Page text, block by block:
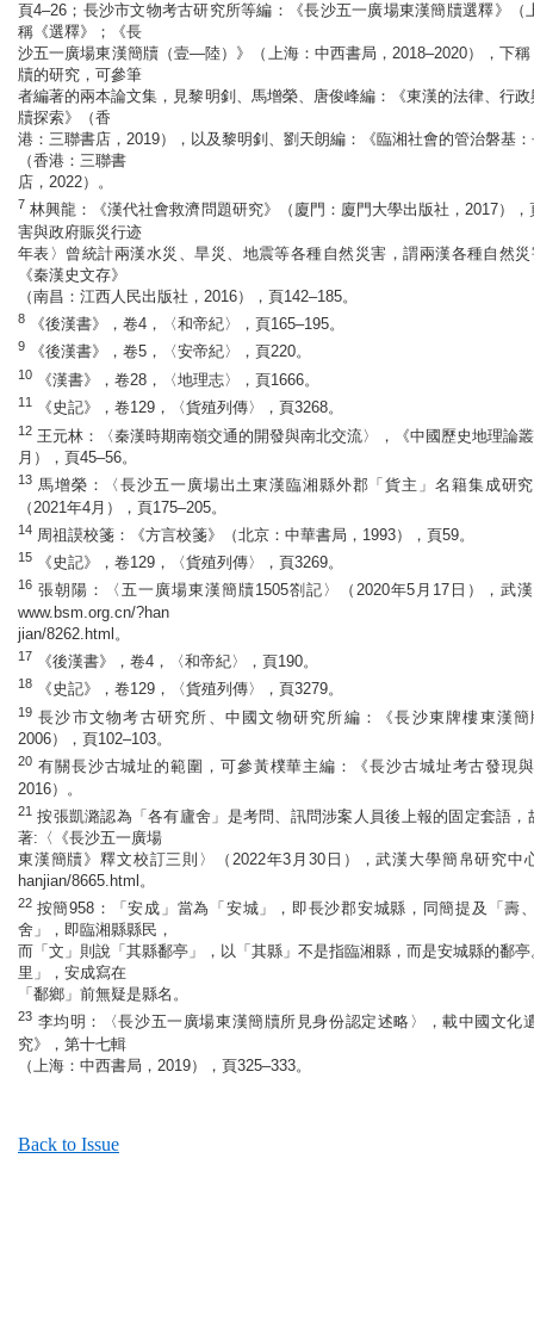
頁4–26；長沙市文物考古研究所等編：《長沙五一廣場東漢簡牘選釋》（
稱《選釋》；《長
沙五一廣場東漢簡牘（壹—陸）》（上海：中西書局，2018–2020），下
牘的研究，可參筆
者編著的兩本論文集，見黎明釗、馬增榮、唐俊峰編：《東漢的法律、行
牘探索》（香
港：三聯書店，2019），以及黎明釗、劉天朗編：《臨湘社會的管治磐基
（香港：三聯書
店，2022）。
7 林興龍：《漢代社會救濟問題研究》（廈門：廈門大學出版社，2017）
害與政府賑災行迹
年表〉曾統計兩漢水災、旱災、地震等各種自然災害，謂兩漢各種自然
《秦漢史文存》
（南昌：江西人民出版社，2016），頁142–185。
8 《後漢書》，卷4，〈和帝紀〉，頁165–195。
9 《後漢書》，卷5，〈安帝紀〉，頁220。
10 《漢書》，卷28，〈地理志〉，頁1666。
11 《史記》，卷129，〈貨殖列傳〉，頁3268。
12 王元林：〈秦漢時期南嶺交通的開發與南北交流〉，《中國歷史地理論
月），頁45–56。
13 馬增榮：〈長沙五一廣場出土東漢臨湘縣外郡「貨主」名籍集成研
（2021年4月），頁175–205。
14 周祖謨校箋：《方言校箋》（北京：中華書局，1993），頁59。
15 《史記》，卷129，〈貨殖列傳〉，頁3269。
16 張朝陽：〈五一廣場東漢簡牘1505劄記〉（2020年5月17日），武
www.bsm.org.cn/?han
jian/8262.html。
17 《後漢書》，卷4，〈和帝紀〉，頁190。
18 《史記》，卷129，〈貨殖列傳〉，頁3279。
19 長沙市文物考古研究所、中國文物研究所編：《長沙東牌樓東漢
2006），頁102–103。
20 有關長沙古城址的範圍，可參黃樸華主編：《長沙古城址考古發現
2016）。
21 按張凱潞認為「各有廬舍」是考問、訊問涉案人員後上報的固定套語
著:〈《長沙五一廣場
東漢簡牘》釋文校訂三則〉（2022年3月30日），武漢大學簡帛研究中
hanjian/8665.html。
22 按簡958：「安成」當為「安城」，即長沙郡安城縣，同簡提及「壽
舍」，即臨湘縣縣民，
而「文」則說「其縣鄱亭」，以「其縣」不是指臨湘縣，而是安城縣的鄱
里」，安成寫在
「鄱鄉」前無疑是縣名。
23 李均明：〈長沙五一廣場東漢簡牘所見身份認定述略〉，載中國文化
究》，第十七輯
（上海：中西書局，2019），頁325–333。
Back to Issue